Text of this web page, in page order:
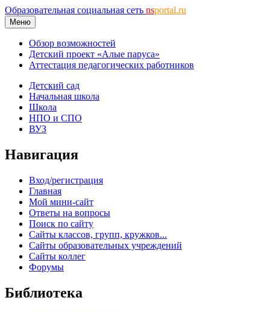
Образовательная социальная сеть nsportal.ru
Меню
Обзор возможностей
Детский проект «Алые паруса»
Аттестация педагогических работников
Детский сад
Начальная школа
Школа
НПО и СПО
ВУЗ
Навигация
Вход/регистрация
Главная
Мой мини-сайт
Ответы на вопросы
Поиск по сайту
Сайты классов, групп, кружков...
Сайты образовательных учреждений
Сайты коллег
Форумы
Библиотека